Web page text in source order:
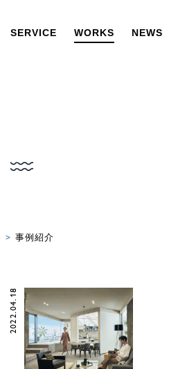
SERVICE WORKS NEWS
事例紹介
2022.04.18